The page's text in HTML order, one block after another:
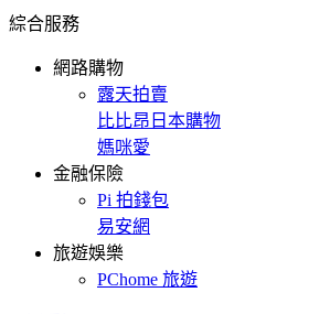
綜合服務
網路購物
露天拍賣
比比昂日本購物
媽咪愛
金融保險
Pi 拍錢包
易安網
旅遊娛樂
PChome 旅遊